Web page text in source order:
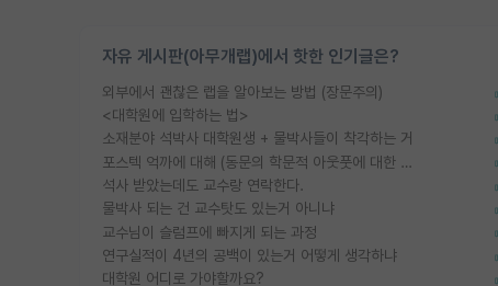
자유 게시판(아무개랩)에서 핫한 인기글은?
외부에서 괜찮은 랩을 알아보는 방법 (장문주의)
<대학원에 입학하는 법>
소재분야 석박사 대학원생 + 물박사들이 착각하는 거
포스텍 억까에 대해 (동문의 학문적 아웃풋에 대한 반박)
석사 받았는데도 교수랑 연락한다.
물박사 되는 건 교수탓도 있는거 아니냐
교수님이 슬럼프에 빠지게 되는 과정
연구실적이 4년의 공백이 있는거 어떻게 생각하냐
대학원 어디로 가야할까요?